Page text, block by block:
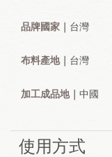
品牌國家｜ 台灣
布料產地｜ 台灣
加工成品地｜ 中國
使用方式